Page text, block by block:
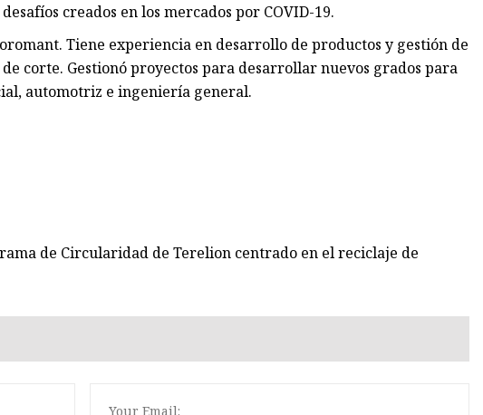
creados en los mercados por COVID-19.
Tiene experiencia en desarrollo de productos y gestión de
corte. Gestionó proyectos para desarrollar nuevos grados para
automotriz e ingeniería general.
de Circularidad de Terelion centrado en el reciclaje de